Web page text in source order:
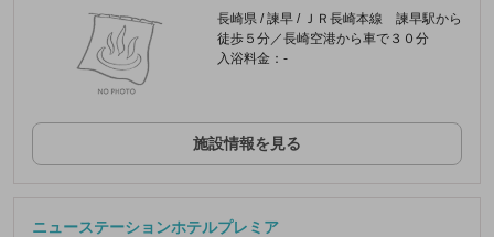
長崎県 / 諫早 / ＪＲ長崎本線 諫早駅から
徒歩５分／長崎空港から車で３０分
入浴料金：-
施設情報を見る
ニューステーションホテルプレミア